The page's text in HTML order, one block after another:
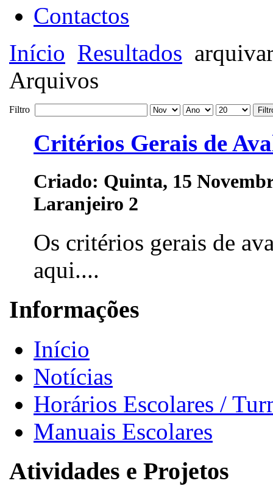
Contactos
Início Resultados
Arquivos
Filtro
Critérios Gerais de
Criado: Quinta, 15
Laranjeiro 2
Os critérios gerais de
aqui....
Informações
Início
Notícias
Horários Escolares /
Manuais Escolares
Atividades e Projetos